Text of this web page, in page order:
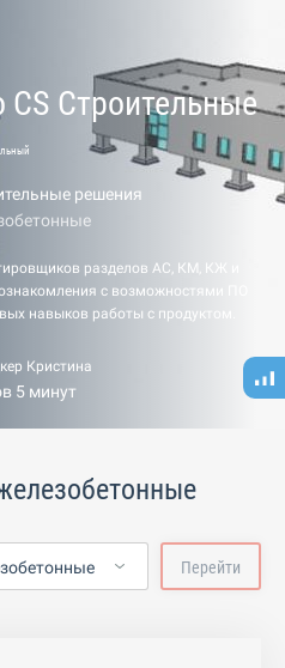
CS Строительные
решения
разделов АС, КМ, КЖ и
с возможностями ПО
навыков работы c продуктом.
Кристина
5 минут
Перейти